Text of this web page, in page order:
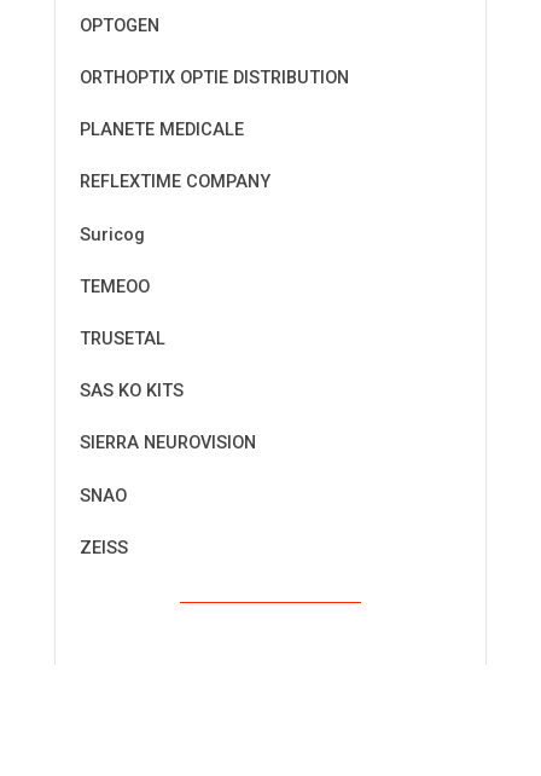
OPTOGEN
ORTHOPTIX OPTIE DISTRIBUTION
PLANETE MEDICALE
REFLEXTIME COMPANY
Suricog
TEMEOO
TRUSETAL
SAS KO KITS
SIERRA NEUROVISION
SNAO
ZEISS